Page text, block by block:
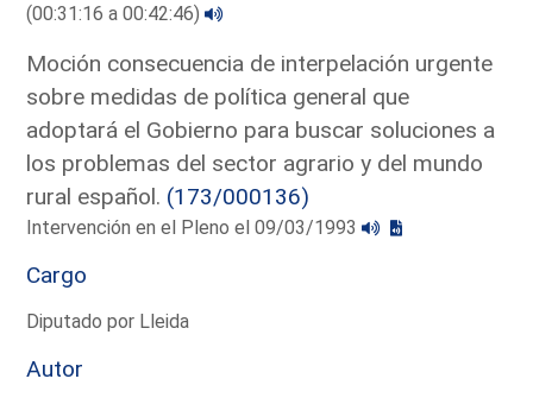
(00:31:16 a 00:42:46)
Moción consecuencia de interpelación urgente
sobre medidas de política general que
adoptará el Gobierno para buscar soluciones a
los problemas del sector agrario y del mundo
rural español. (173/000136)
Intervención en el Pleno el 09/03/1993
Cargo
Diputado por Lleida
Autor